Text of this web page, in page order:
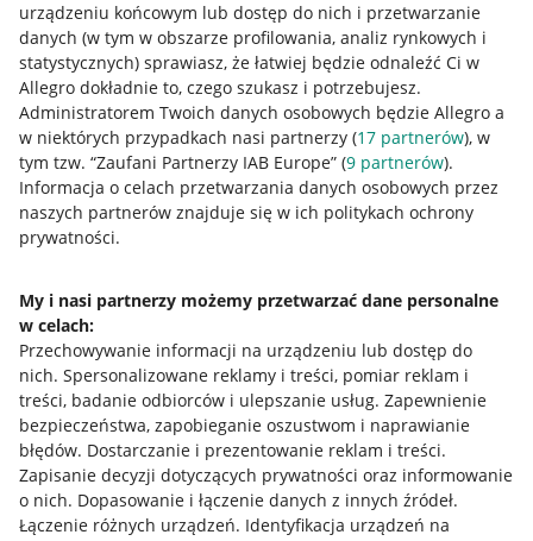
urządzeniu końcowym lub dostęp do nich i przetwarzanie
danych (w tym w obszarze profilowania, analiz rynkowych i
statystycznych) sprawiasz, że łatwiej będzie odnaleźć Ci w
Allegro dokładnie to, czego szukasz i potrzebujesz.
Administratorem Twoich danych osobowych będzie Allegro a
w niektórych przypadkach nasi partnerzy (17 partnerów), w
tym tzw. “Zaufani Partnerzy IAB Europe” (9 partnerów).
Informacja o celach przetwarzania danych osobowych przez
naszych partnerów znajduje się w ich politykach ochrony
prywatności.
My i nasi partnerzy możemy przetwarzać dane personalne
w celach:
Przechowywanie informacji na urządzeniu lub dostęp do
nich. Spersonalizowane reklamy i treści, pomiar reklam i
treści, badanie odbiorców i ulepszanie usług. Zapewnienie
bezpieczeństwa, zapobieganie oszustwom i naprawianie
błędów. Dostarczanie i prezentowanie reklam i treści.
Zapisanie decyzji dotyczących prywatności oraz informowanie
o nich. Dopasowanie i łączenie danych z innych źródeł.
Łączenie różnych urządzeń. Identyfikacja urządzeń na
Przydatne informacje
Jak to działa
Allegro Gadane dla sprzedających
Allegro Gadane dla kupujących
Mapa miejscowości
Informacje prawne
Regulamin